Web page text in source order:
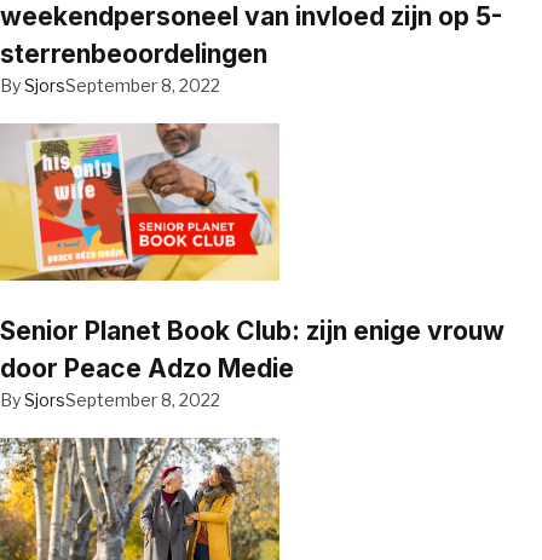
weekendpersoneel van invloed zijn op 5-
sterrenbeoordelingen
BySjorsSeptember 8, 2022
Senior Planet Book Club: zijn enige vrouw
door Peace Adzo Medie
BySjorsSeptember 8, 2022